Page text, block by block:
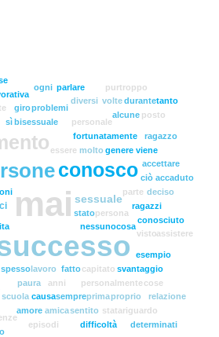
mai
conosco
sessuale
nessuno
essere molto
stato
capitato
lavoro
spesso
persona
fatto
fortunatamente
personalmente
genere
anni
paura
bisessuale personale
proprio
sempre
cosa
parte
prima
svantaggio
scuola
alcune
causa
problemi
ragazzi
riguardo
sentito
sì
viene
visto
amica
amore
diversi durante
esempio
giro
posto
ragazzo
stata
volte
accettare
conosciuto
cose
deciso
determinati
difficoltà
episodi
ogni parlare purtroppo
relazione
tanto
accaduto
assistere
ciò